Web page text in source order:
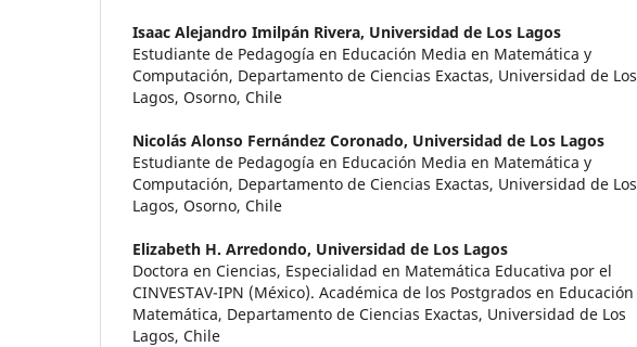
Isaac Alejandro Imilpán Rivera, Universidad de Los Lagos
Estudiante de Pedagogía en Educación Media en Matemática y
Computación, Departamento de Ciencias Exactas, Universidad de Los
Lagos, Osorno, Chile
Nicolás Alonso Fernández Coronado, Universidad de Los Lagos
Estudiante de Pedagogía en Educación Media en Matemática y
Computación, Departamento de Ciencias Exactas, Universidad de Los
Lagos, Osorno, Chile
Elizabeth H. Arredondo, Universidad de Los Lagos
Doctora en Ciencias, Especialidad en Matemática Educativa por el
CINVESTAV-IPN (México). Académica de los Postgrados en Educación
Matemática, Departamento de Ciencias Exactas, Universidad de Los
Lagos, Chile